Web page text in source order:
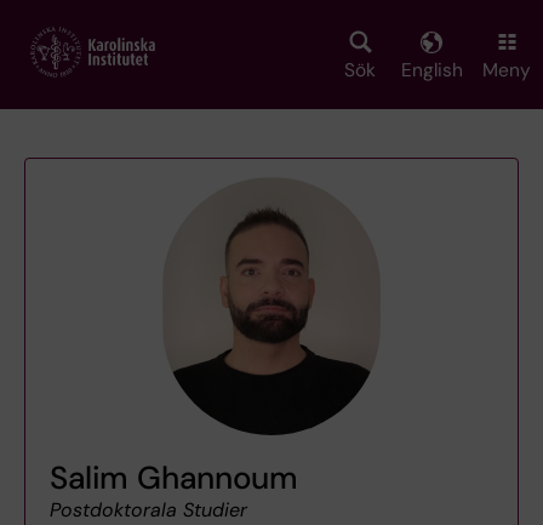
main
Sök English Meny
Salim Ghannoum
Postdoktorala Studier